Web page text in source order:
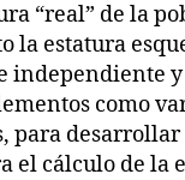
“real” de la
la estatura
independiente
como
para desarrollar
el cálculo de la